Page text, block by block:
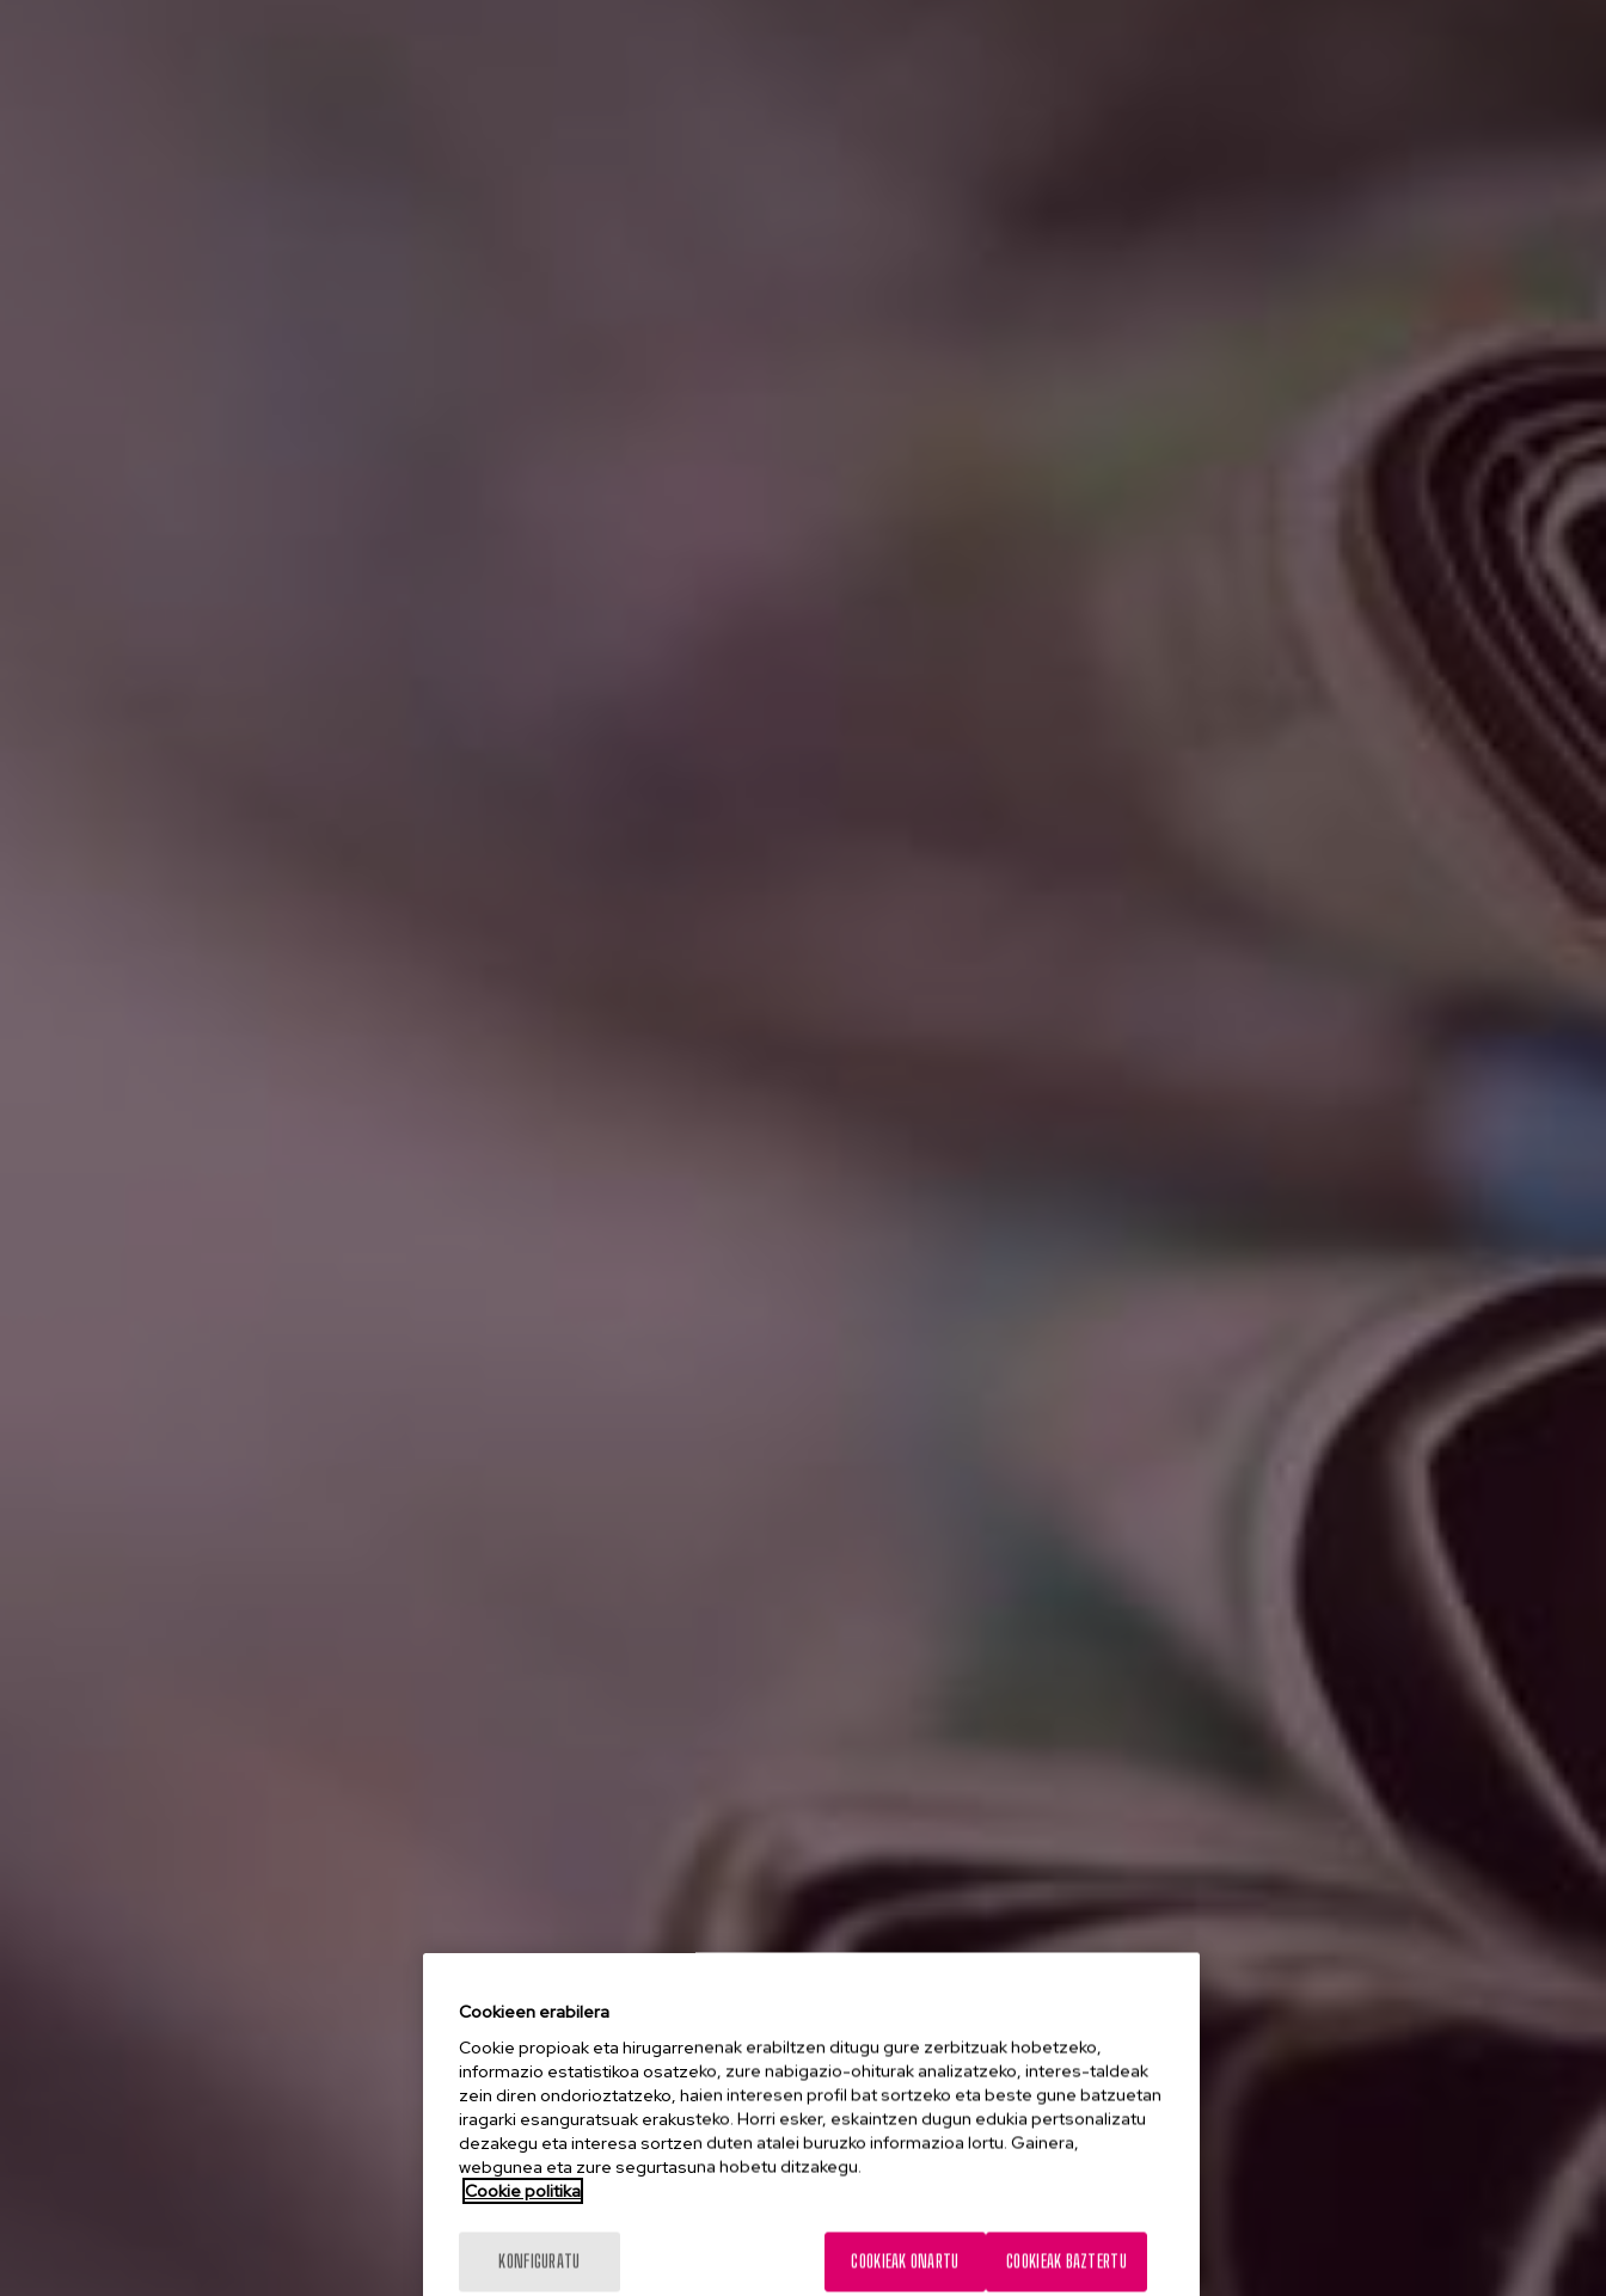
Cookieen erabilera
Cookie propioak eta hirugarrenenak erabiltzen ditugu gure zerbitzuak hobetzeko,
informazio estatistikoa osatzeko, zure nabigazio-ohiturak analizatzeko, interes-taldeak
zein diren ondorioztatzeko, haien interesen profil bat sortzeko eta beste gune batzuetan
iragarki esanguratsuak erakusteko. Horri esker, eskaintzen dugun edukia pertsonalizatu
dezakegu eta interesa sortzen duten atalei buruzko informazioa lortu. Gainera,
webgunea eta zure segurtasuna hobetu ditzakegu.
Cookie politika
KONFIGURATU COOKIEAK BAZTERTU
COOKIEAK ONARTU